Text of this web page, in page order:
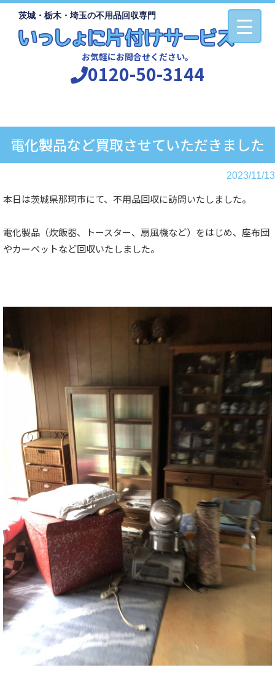
茨城・栃木・埼玉の不用品回収専門
お気軽にお問合せください。
0120-50-3144
電化製品など買取させていただきました
2023/11/13
本日は茨城県那珂市にて、不用品回収に訪問いたしました。
電化製品（炊飯器、トースター、扇風機など）をはじめ、座布団
やカーペットなど回収いたしました。